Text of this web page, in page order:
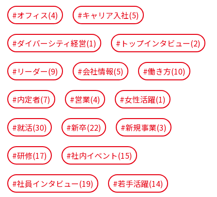
#オフィス(4) #キャリア入社(5)
#ダイバーシティ経営(1) #トップインタビュー(2)
#リーダー(9) #会社情報(5) #働き方(10)
#内定者(7) #営業(4) #女性活躍(1)
#就活(30) #新卒(22) #新規事業(3)
#研修(17) #社内イベント(15)
#社員インタビュー(19) #若手活躍(14)